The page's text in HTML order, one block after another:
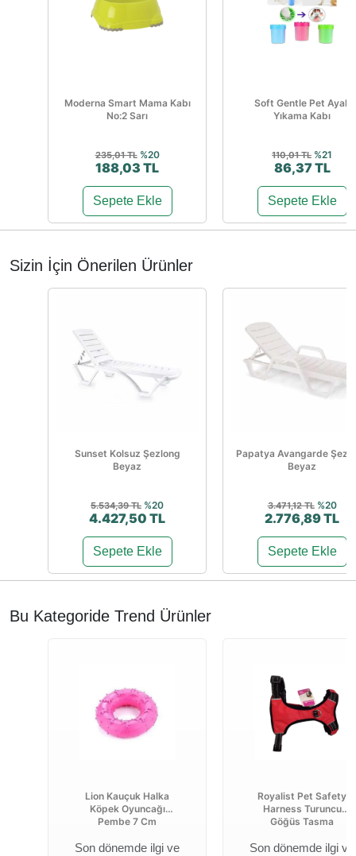
Moderna Smart Mama Kabı
No:2 Sarı
235,01 TL %20
188,03 TL
Sepete Ekle
Soft Gentle Pet Ayak
Yıkama Kabı
110,01 TL %21
86,37 TL
Sepete Ekle
Sizin İçin Önerilen Ürünler
Sunset Kolsuz Şezlong
Beyaz
5.534,39 TL %20
4.427,50 TL
Sepete Ekle
Papatya Avangarde
Beyaz
3.471,12 TL %20
2.776,89 TL
Sepete Ekle
Bu Kategoride Trend Ürünler
Lion Kauçuk Halka
Köpek Oyuncağı
Pembe 7 Cm
Son dönemde ilgi ve
Royalist Pet Safety
Harness Turuncu
Göğüs Tasma
Son dönemde ilgi ve